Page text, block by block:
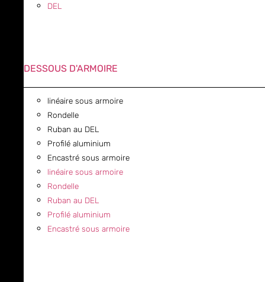
DEL
DESSOUS D'ARMOIRE
linéaire sous armoire
Rondelle
Ruban au DEL
Profilé aluminium
Encastré sous armoire
linéaire sous armoire
Rondelle
Ruban au DEL
Profilé aluminium
Encastré sous armoire